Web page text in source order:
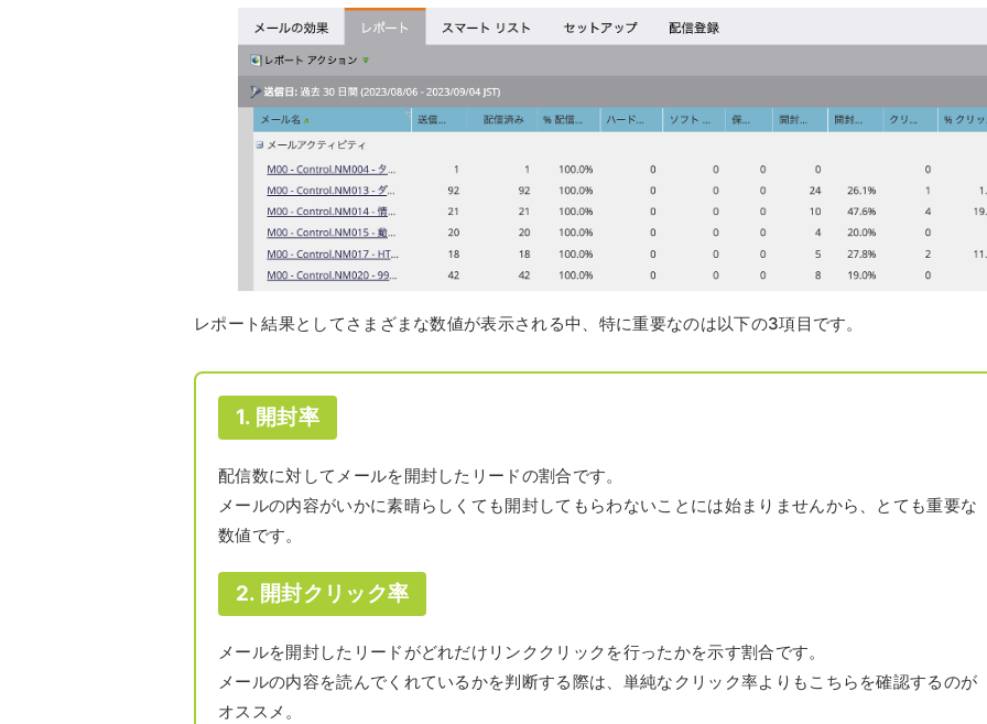
レポート結果としてさまざまな数値が表示される中、特に重要なのは以下の3項目です。
1. 開封率
配信数に対してメールを開封したリードの割合です。
メールの内容がいかに素晴らしくても開封してもらわないことには始まりませんから、とても重要な
数値です。
2. 開封クリック率
メールを開封したリードがどれだけリンククリックを行ったかを示す割合です。
メールの内容を読んでくれているかを判断する際は、単純なクリック率よりもこちらを確認するのが
オススメ。